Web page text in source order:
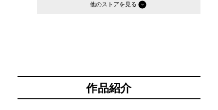
他のストア
作品紹介